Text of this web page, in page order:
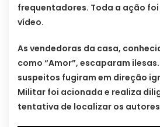
frequentadores. Toda a ação
vídeo.
As vendedoras da casa,
como “Amor”, escaparam
suspeitos fugiram em direção
Militar foi acionada e realiza
tentativa de localizar os